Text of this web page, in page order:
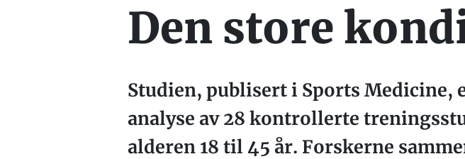
Den store
Studien, publisert i Sports Medicine,
analyse av 28 kontrollerte
alderen 18 til 45 år. Forskerne